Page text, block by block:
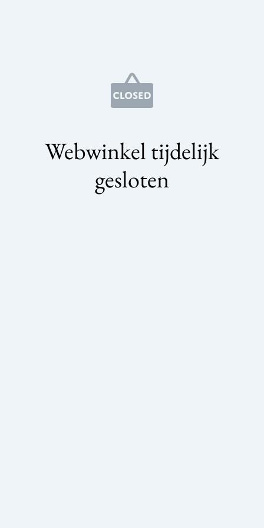
Webwinkel tijdelijk
gesloten